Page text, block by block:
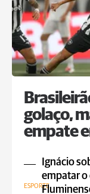
golaço,
empate
Ignácio
empatar o
ESPORTE